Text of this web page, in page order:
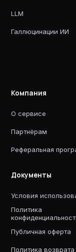
LLM
Галлюцинации ИИ
Компания
О сервисе
Партнёрам
Реферальная
Документы
Условия
Политика
Публичная оферта
Политика возврата